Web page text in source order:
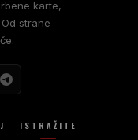
karte,
strane
ISTRAŽITE